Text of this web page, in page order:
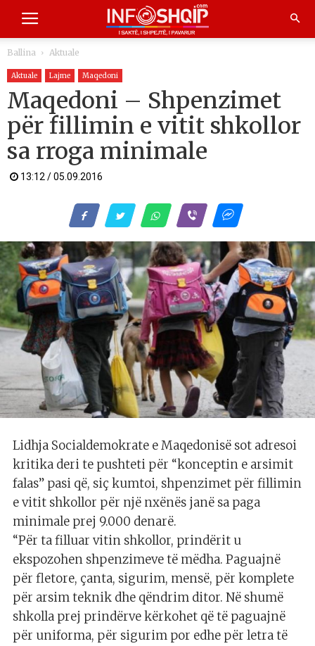
Ballina Aktuale
Aktuale Lajme Maqedoni
Maqedoni – Shpenzimet
për fillimin e vitit shkollor
sa rroga minimale
13:12 / 05.09.2016
Lidhja Socialdemokrate e Maqedonisë sot adresoi
kritika deri te pushteti për “konceptin e arsimit
falas” pasi që, siç kumtoi, shpenzimet për fillimin
e vitit shkollor për një nxënës janë sa paga
minimale prej 9.000 denarë.
“Për ta filluar vitin shkollor, prindërit u
ekspozohen shpenzimeve të mëdha. Paguajnë
për fletore, çanta, sigurim, mensë, për komplete
për arsim teknik dhe qëndrim ditor. Në shumë
shkolla prej prindërve kërkohet që të paguajnë
për uniforma, për sigurim por edhe për letra të